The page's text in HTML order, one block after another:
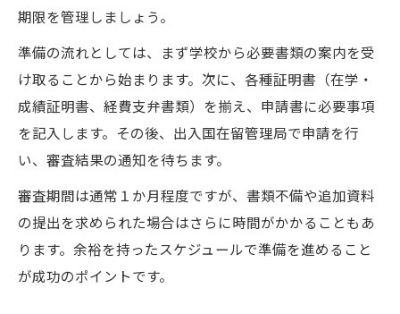
期限を管理しましょう。
準備の流れとしては、まず学校から必要書類の案内を受
け取ることから始まります。次に、各種証明書（在学・
成績証明書、経費支弁書類）を揃え、申請書に必要事項
を記入します。その後、出入国在留管理局で申請を行
い、審査結果の通知を待ちます。
審査期間は通常１か月程度ですが、書類不備や追加資料
の提出を求められた場合はさらに時間がかかることもあ
ります。余裕を持ったスケジュールで準備を進めること
が成功のポイントです。